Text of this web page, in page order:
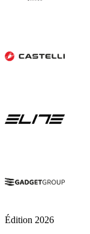
Édition 2026